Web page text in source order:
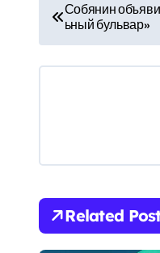
а
в
а
ц
и
Собянин
ьный бульвар»
Related